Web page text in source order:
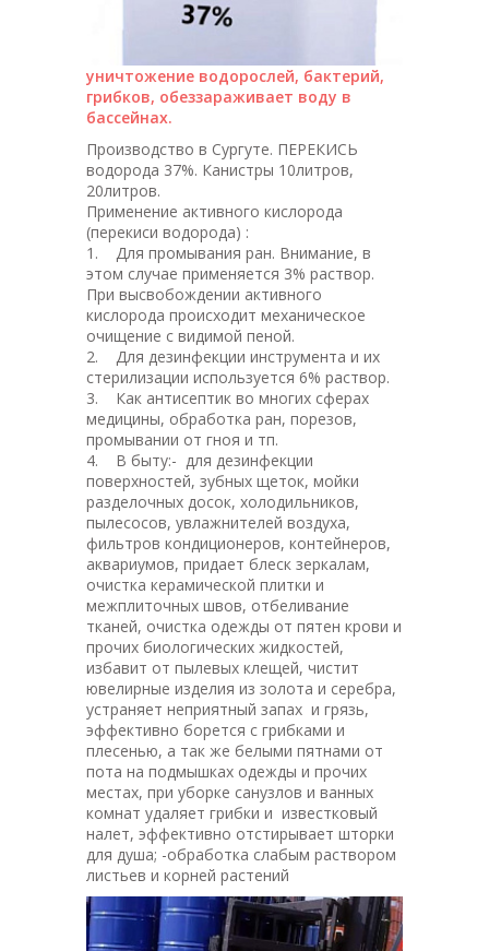
уничтожение водорослей, бактерий,
грибков, обеззараживает воду в
бассейнах.
Производство в Сургуте. ПЕРЕКИСЬ
водорода 37%. Канистры 10литров,
20литров.
Применение активного кислорода
(перекиси водорода) :
1. Для промывания ран. Внимание, в
этом случае применяется 3% раствор.
При высвобождении активного
кислорода происходит механическое
очищение с видимой пеной.
2. Для дезинфекции инструмента и их
стерилизации используется 6% раствор.
3. Как антисептик во многих сферах
медицины, обработка ран, порезов,
промывании от гноя и тп.
4. В быту:- для дезинфекции
поверхностей, зубных щеток, мойки
разделочных досок, холодильников,
пылесосов, увлажнителей воздуха,
фильтров кондиционеров, контейнеров,
аквариумов, придает блеск зеркалам,
очистка керамической плитки и
межплиточных швов, отбеливание
тканей, очистка одежды от пятен крови и
прочих биологических жидкостей,
избавит от пылевых клещей, чистит
ювелирные изделия из золота и серебра,
устраняет неприятный запах и грязь,
эффективно борется с грибками и
плесенью, а так же белыми пятнами от
пота на подмышках одежды и прочих
местах, при уборке санузлов и ванных
комнат удаляет грибки и известковый
налет, эффективно отстирывает шторки
для душа; -обработка слабым раствором
листьев и корней растений